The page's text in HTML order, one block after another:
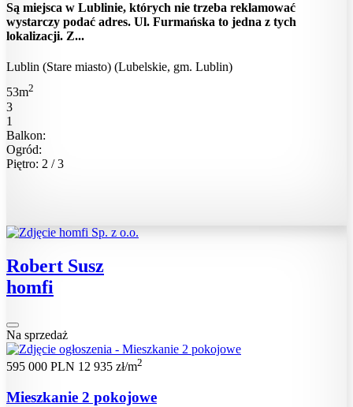
Są miejsca w Lublinie, których nie trzeba reklamować
wystarczy podać adres. Ul. Furmańska to jedna z tych
lokalizacji. Z...
Lublin (Stare miasto) (Lubelskie, gm. Lublin)
53m2
3
1
Balkon:
Ogród:
Piętro: 2 / 3
Robert Susz
homfi
Na sprzedaż
595 000 PLN 12 935 zł/m2
Mieszkanie 2 pokojowe